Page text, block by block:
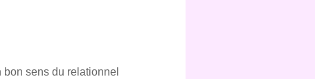
sens du relationnel